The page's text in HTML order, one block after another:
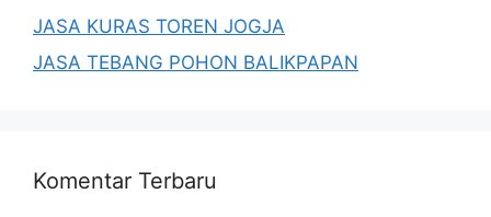
JASA KURAS TOREN JOGJA
JASA TEBANG POHON BALIKPAPAN
Komentar Terbaru